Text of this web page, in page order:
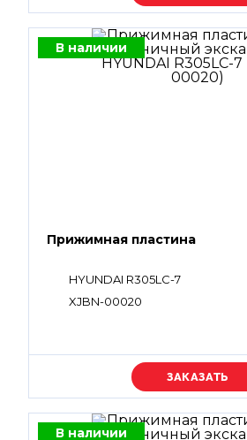
В наличии
Прижимная пластина
HYUNDAI R305LC-7
XJBN-00020
Уточняйте цену
В наличии